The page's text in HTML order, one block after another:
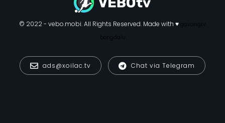
© 2022 - vebo.mobi. All Rights Reserved. Made with ♥ gavangtv
bongdalu
ads@xoilac.tv Chat via Telegram